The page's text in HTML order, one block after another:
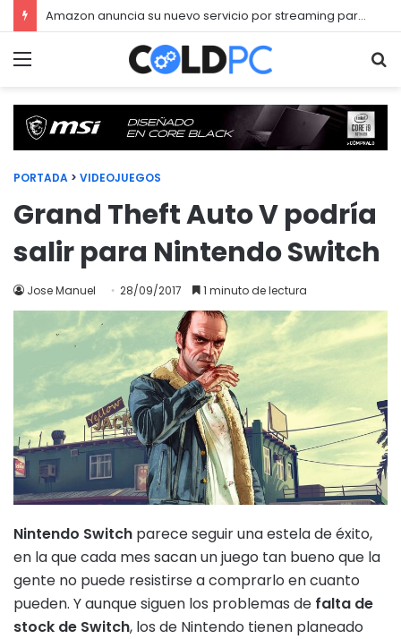
Amazon anuncia su nuevo servicio por streaming para juegos llamado Luna
Menú
PORTADA > VIDEOJUEGOS
Grand Theft Auto V podría
salir para Nintendo Switch
Jose Manuel 28/09/2017 1 minuto de lectura
Nintendo Switch parece seguir una estela de éxito,
en la que cada mes sacan un juego tan bueno que la
gente no puede resistirse a comprarlo en cuanto
pueden. Y aunque siguen los problemas de falta de
stock de Switch, los de Nintendo tienen planeado